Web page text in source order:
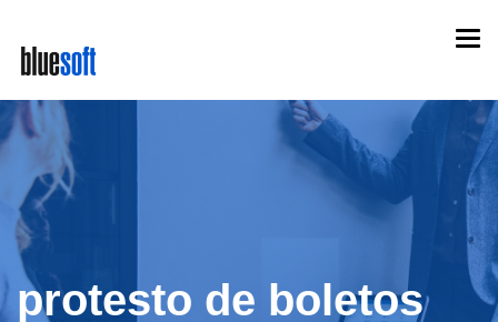
main
content
protesto de boletos